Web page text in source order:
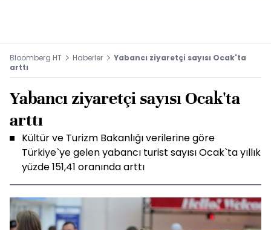
Bloomberg HT Haberler
Yabancı ziyaretçi sayısı Ocak'ta
arttı
Yabancı ziyaretçi sayısı Ocak'ta
arttı
Kültür ve Turizm Bakanlığı verilerine göre
Türkiye`ye gelen yabancı turist sayısı Ocak`ta yıllık
yüzde 151,41 oranında arttı